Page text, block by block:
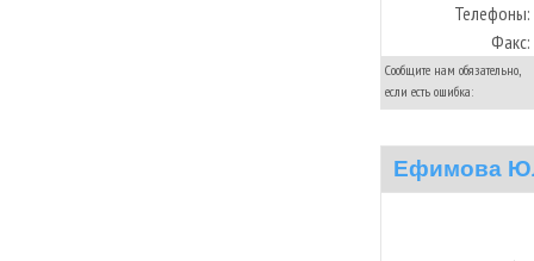
Телефоны:
Факс:
Сообщите нам обязательно,
если есть ошибка:
Ефимова